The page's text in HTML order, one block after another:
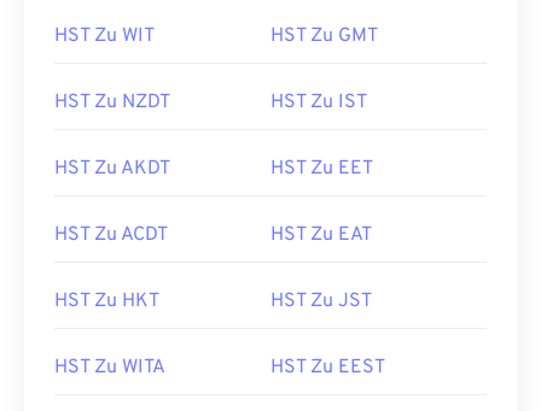
HST Zu WIT HST Zu GMT
HST Zu NZDT HST Zu IST
HST Zu AKDT HST Zu EET
HST Zu ACDT HST Zu EAT
HST Zu HKT HST Zu JST
HST Zu WITA HST Zu EEST